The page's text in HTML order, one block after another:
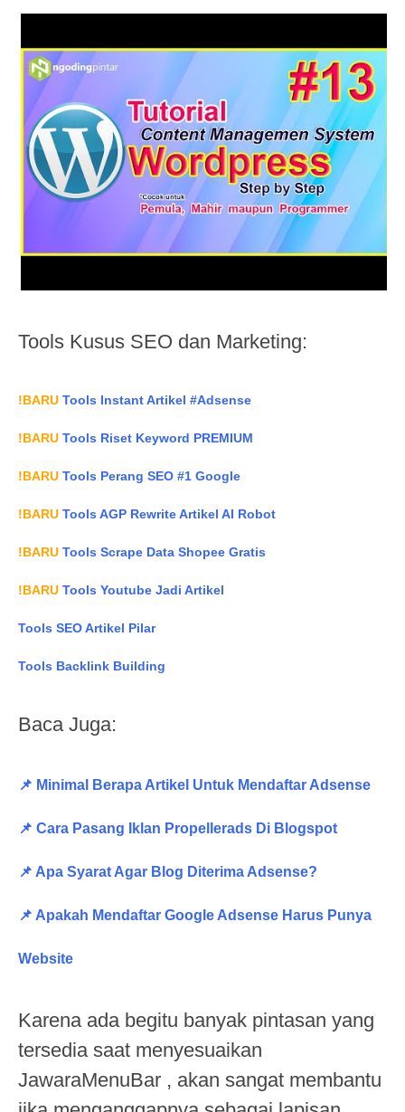
Tools Kusus SEO dan Marketing:
!BARU Tools Instant Artikel #Adsense
!BARU Tools Riset Keyword PREMIUM
!BARU Tools Perang SEO #1 Google
!BARU Tools AGP Rewrite Artikel AI Robot
!BARU Tools Scrape Data Shopee Gratis
!BARU Tools Youtube Jadi Artikel
Tools SEO Artikel Pilar
Tools Backlink Building
Baca Juga:
📌 Minimal Berapa Artikel Untuk Mendaftar Adsense
📌 Cara Pasang Iklan Propellerads Di Blogspot
📌 Apa Syarat Agar Blog Diterima Adsense?
📌 Apakah Mendaftar Google Adsense Harus Punya
Website
Karena ada begitu banyak pintasan yang
tersedia saat menyesuaikan
JawaraMenuBar , akan sangat membantu